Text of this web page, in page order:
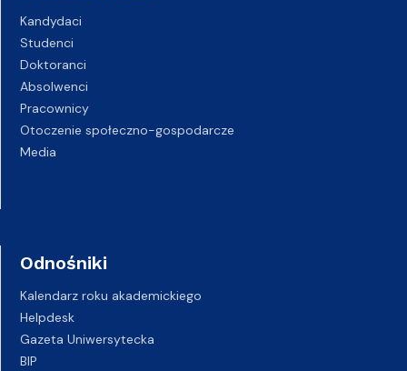
Kandydaci
Studenci
Doktoranci
Absolwenci
Pracownicy
Otoczenie społeczno-gospodarcze
Media
Odnośniki
Kalendarz roku akademickiego
Helpdesk
Gazeta Uniwersytecka
BIP